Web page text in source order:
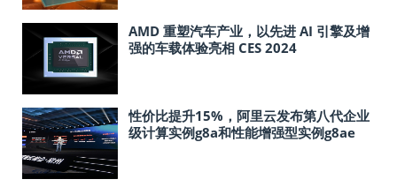
AMD 重塑汽车产业，以先进 AI 引擎及增
强的车载体验亮相 CES 2024
性价比提升15%，阿里云发布第八代企业
级计算实例g8a和性能增强型实例g8ae